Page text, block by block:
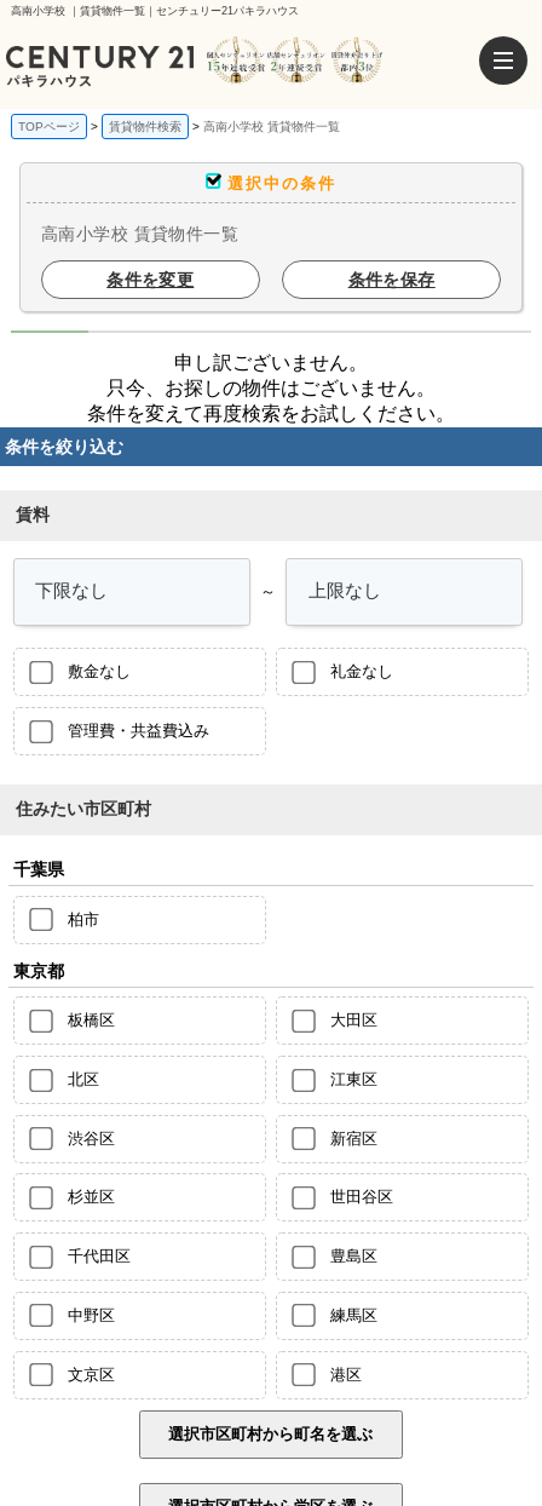
高南小学校 ｜賃貸物件一覧｜センチュリー21パキラハウス
TOPページ 賃貸物件検索 高南小学校 賃貸物件一覧
選択中の条件
高南小学校 賃貸物件一覧
条件を変更 条件を保存
申し訳ございません。
只今、お探しの物件はございません。
条件を変えて再度検索をお試しください。
条件を絞り込む
賃料
～
敷金なし 礼金なし
管理費・共益費込み
住みたい市区町村
千葉県
柏市
東京都
板橋区 大田区
北区 江東区
渋谷区 新宿区
杉並区 世田谷区
千代田区 豊島区
中野区 練馬区
文京区 港区